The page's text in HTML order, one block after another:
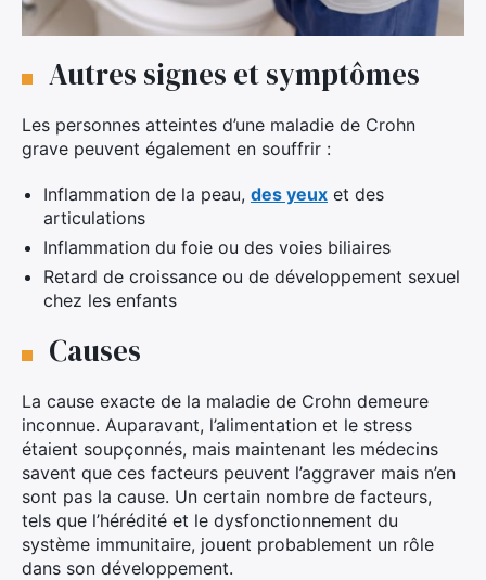
Autres signes et symptômes
Les personnes atteintes d’une maladie de Crohn
grave peuvent également en souffrir :
Inflammation de la peau, des yeux et des
articulations
Inflammation du foie ou des voies biliaires
Retard de croissance ou de développement sexuel
chez les enfants
Causes
La cause exacte de la maladie de Crohn demeure
inconnue. Auparavant, l’alimentation et le stress
étaient soupçonnés, mais maintenant les médecins
savent que ces facteurs peuvent l’aggraver mais n’en
sont pas la cause. Un certain nombre de facteurs,
tels que l’hérédité et le dysfonctionnement du
système immunitaire, jouent probablement un rôle
dans son développement.